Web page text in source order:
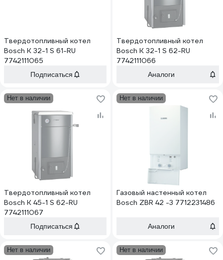
Твердотопливный котел
Bosch K 32-1 S 61-RU
7742111065
Подписаться
Твердотопливный котел
Bosch K 32-1 S 62-RU
7742111066
Аналоги
Нет в наличии
Твердотопливный котел
Bosch K 45-1 S 62-RU
7742111067
Подписаться
Нет в наличии
Газовый настенный котел
Bosch ZBR 42 -3 7712231486
Аналоги
Нет в наличии Нет в наличии